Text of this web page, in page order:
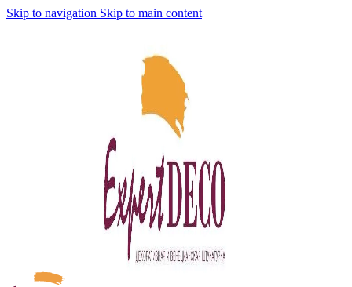
Skip to navigation Skip to main content